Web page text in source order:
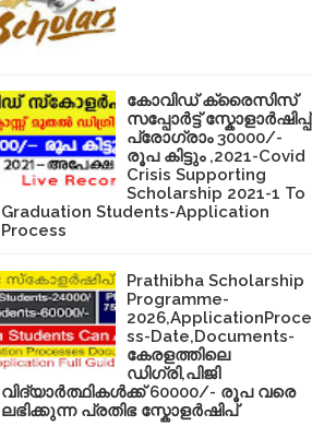
കോവിഡ് ക്രൈസിസ്
സപ്പോർട്ട് സ്കോളാർഷിപ്പ്
പ്രോഗ്രാം 30000/-
രൂപ കിട്ടും ,2021-Covid
Crisis Supporting
Scholarship 2021-1 To
Graduation Students-Application
Process
Prathibha Scholarship
Programme-
2026,ApplicationProce
ss-Date,Documents-
കേരളത്തിലെ
ഡിഗ്രി,പിജി
വിദ്യാർത്ഥികൾക്ക് 60000/- രൂപ വരെ
ലഭിക്കുന്ന പ്രതിഭ സ്കോളർഷിപ്